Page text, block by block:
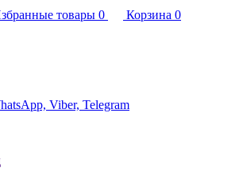
товары 0 Корзина 0
Viber, Telegram